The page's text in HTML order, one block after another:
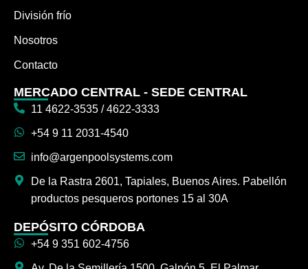
División frío
Nosotros
Contacto
MERCADO CENTRAL - SEDE CENTRAL
11 4622-3535 / 4622-3333
+54 9 11 2031-4540
info@argenpoolsystems.com
De la Rastra 2601, Tapiales, Buenos Aires. Pabellón
productos pesqueros portones 15 al 30A
DEPÓSITO CÓRDOBA
+54 9 351 602-4756